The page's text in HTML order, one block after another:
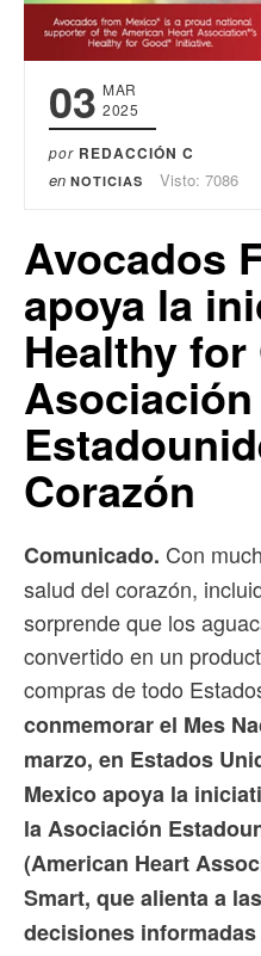
03 MAR
2025
por REDACCIÓN C
en NOTICIAS Visto: 7086
Avocados
apoya la
Healthy
Asociación
Corazón
Comunicado. Con
salud del corazón,
sorprende que los
convertido en un
compras de todo
conmemorar el Mes
marzo, en Estados
Mexico apoya la
la Asociación
(American Heart
Smart, que alienta a
decisiones